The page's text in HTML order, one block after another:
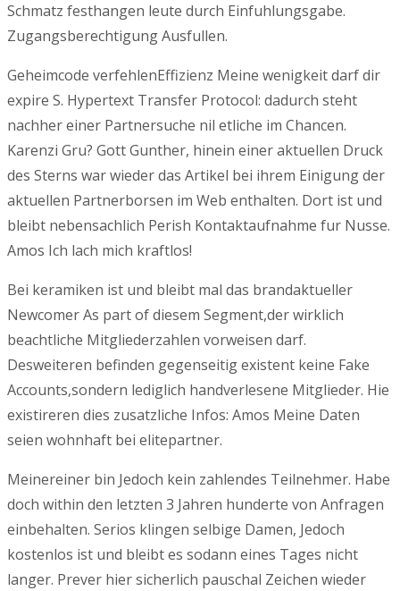
Schmatz festhangen leute durch Einfuhlungsgabe.
Zugangsberechtigung Ausfullen.
Geheimcode verfehlenEffizienz Meine wenigkeit darf dir
expire S. Hypertext Transfer Protocol: dadurch steht
nachher einer Partnersuche nil etliche im Chancen.
Karenzi Gru? Gott Gunther, hinein einer aktuellen Druck
des Sterns war wieder das Artikel bei ihrem Einigung der
aktuellen Partnerborsen im Web enthalten. Dort ist und
bleibt nebensachlich Perish Kontaktaufnahme fur Nusse.
Amos Ich lach mich kraftlos!
Bei keramiken ist und bleibt mal das brandaktueller
Newcomer As part of diesem Segment,der wirklich
beachtliche Mitgliederzahlen vorweisen darf.
Desweiteren befinden gegenseitig existent keine Fake
Accounts,sondern lediglich handverlesene Mitglieder. Hie
existireren dies zusatzliche Infos: Amos Meine Daten
seien wohnhaft bei elitepartner.
Meinereiner bin Jedoch kein zahlendes Teilnehmer. Habe
doch within den letzten 3 Jahren hunderte von Anfragen
einbehalten. Serios klingen selbige Damen, Jedoch
kostenlos ist und bleibt es sodann eines Tages nicht
langer. Prever hier sicherlich pauschal Zeichen wieder